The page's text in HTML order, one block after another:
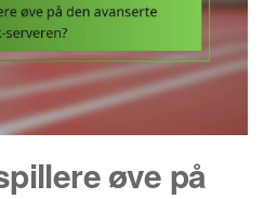
øve på